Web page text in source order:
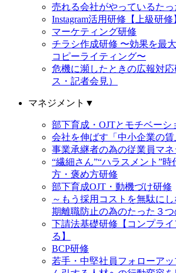
売れる会社がやっているた
Instagram活用研修【上級研修
マーケティング研修
チラシ作成研修 〜効果を最
コピーライティング〜
危機に瀕したときの広報対
ス・記者会見）
マネジメント ▼
部下育成・OJTとモチベーシ
会社を伸ばす「中小企業の
事業承継者の為の従業員マ
“繊細さん”“ハラスメント”時
方・褒め方研修
部下育成OJT・動機づけ研修
～もう採用コストを無駄に
期離職防止の為のたった３
下請法基礎研修【コンプラ
る】
BCP研修
若手・中堅社員フォローア